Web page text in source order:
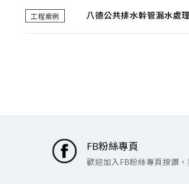
工程案例 八德公共排水幹管漏水處理
FB粉絲專頁
歡迎加入FB粉絲專頁按讚